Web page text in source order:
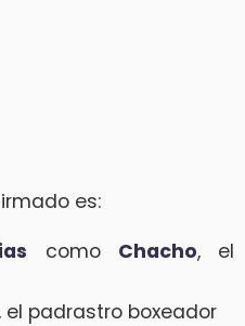
es:
como Chacho, el
el padrastro boxeador